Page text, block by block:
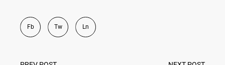
Fb Tw Ln